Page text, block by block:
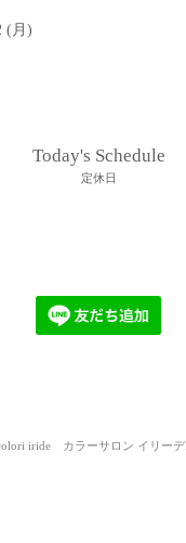
(月)
Today's Schedule
定休日
iride カラーサロン イリーデ